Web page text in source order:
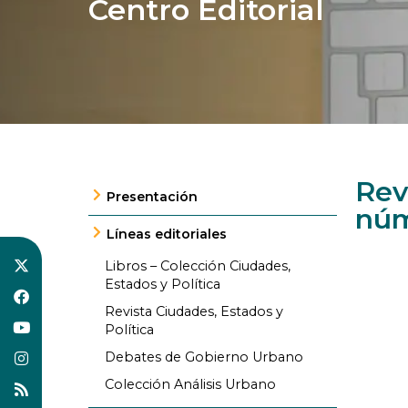
Centro Editorial
Presentación
Líneas editoriales
Libros – Colección Ciudades,
Estados y Política
Revista Ciudades, Estados y
Política
Debates de Gobierno Urbano
Colección Análisis Urbano